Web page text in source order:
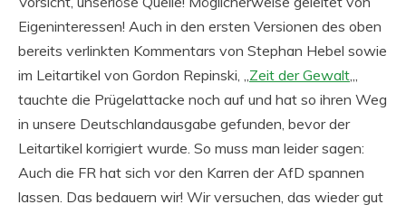
Eigeninteressen! Auch in den ersten Versionen des oben
bereits verlinkten Kommentars von Stephan Hebel sowie
im Leitartikel von Gordon Repinski, „ Zeit der Gewalt
tauchte die Prügelattacke noch auf und hat so ihren Weg
in unsere Deutschlandausgabe gefunden, bevor der
Leitartikel korrigiert wurde. So muss man leider sagen:
Auch die FR hat sich vor den Karren der AfD spannen
lassen. Das bedauern wir! Wir versuchen, das wieder gut